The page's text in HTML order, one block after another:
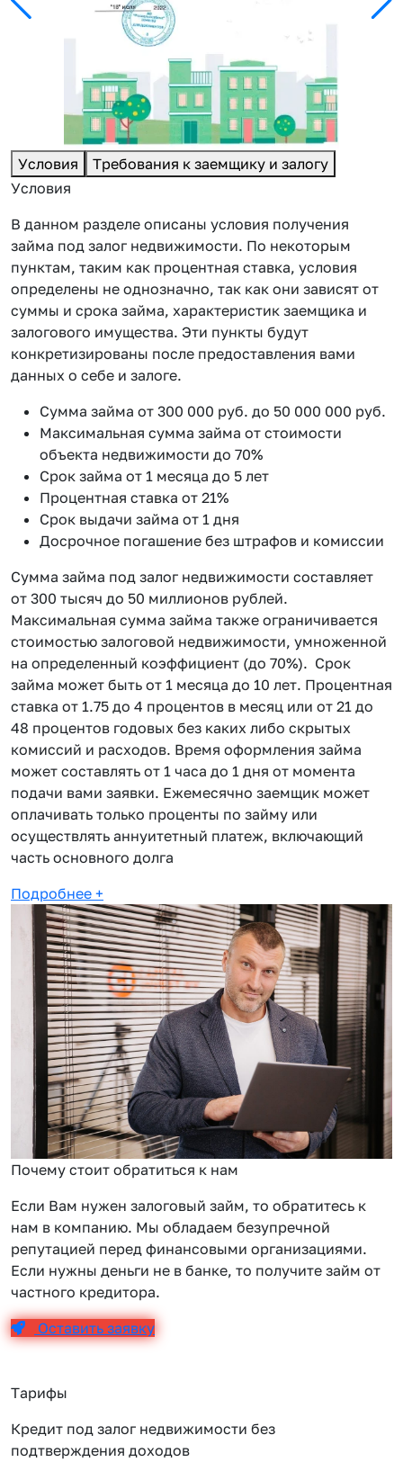
Условия
Требования к заемщику и залогу
Условия
В данном разделе описаны условия получения
займа под залог недвижимости. По некоторым
пунктам, таким как процентная ставка, условия
определены не однозначно, так как они зависят от
суммы и срока займа, характеристик заемщика и
залогового имущества. Эти пункты будут
конкретизированы после предоставления вами
данных о себе и залоге.
Сумма займа от 300 000 руб. до 50 000 000 руб.
Максимальная сумма займа от стоимости
объекта недвижимости до 70%
Срок займа от 1 месяца до 5 лет
Процентная ставка от 21%
Срок выдачи займа от 1 дня
Досрочное погашение без штрафов и комиссии
Сумма займа под залог недвижимости составляет
от 300 тысяч до 50 миллионов рублей.
Максимальная сумма займа также ограничивается
стоимостью залоговой недвижимости, умноженной
на определенный коэффициент (до 70%). Срок
займа может быть от 1 месяца до 10 лет. Процентная
ставка от 1.75 до 4 процентов в месяц или от 21 до
48 процентов годовых без каких либо скрытых
комиссий и расходов. Время оформления займа
может составлять от 1 часа до 1 дня от момента
подачи вами заявки. Ежемесячно заемщик может
оплачивать только проценты по займу или
осуществлять аннуитетный платеж, включающий
часть основного долга
Подробнее +
Почему стоит обратиться к нам
Если Вам нужен залоговый займ, то обратитесь к
нам в компанию. Мы обладаем безупречной
репутацией перед финансовыми организациями.
Если нужны деньги не в банке, то получите займ от
частного кредитора.
Оставить заявку
Тарифы
Кредит под залог недвижимости без
подтверждения доходов